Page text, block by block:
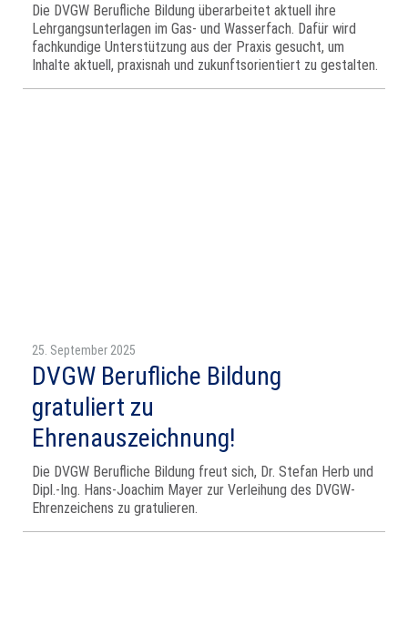
Die DVGW Berufliche Bildung überarbeitet aktuell ihre
Lehrgangsunterlagen im Gas- und Wasserfach. Dafür wird
fachkundige Unterstützung aus der Praxis gesucht, um
Inhalte aktuell, praxisnah und zukunftsorientiert zu gestalten.
25. September 2025
DVGW Berufliche Bildung
gratuliert zu
Ehrenauszeichnung!
Die DVGW Berufliche Bildung freut sich, Dr. Stefan Herb und
Dipl.-Ing. Hans-Joachim Mayer zur Verleihung des DVGW-
Ehrenzeichens zu gratulieren.